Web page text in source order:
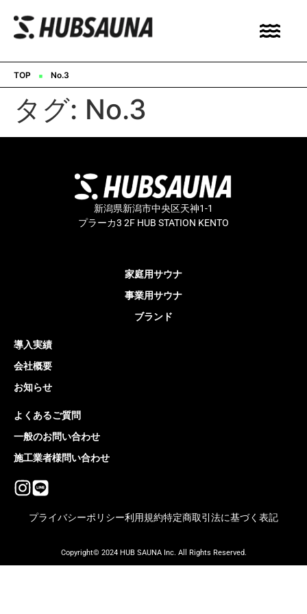
TOP ▪︎ No.3
タグ: No.3
新潟県新潟市中央区天神1-1
プラーカ3 2F HUB STATION KENTO
家庭用サウナ
事業用サウナ
ブランド
導入実績
会社概要
お知らせ
よくあるご質問
一般のお問い合わせ
施工業者様問い合わせ
プライバシーポリシー利用規約特定商取引法に基づく表記
Copyright© 2024 HUB SAUNA Inc. All Rights Reserved.